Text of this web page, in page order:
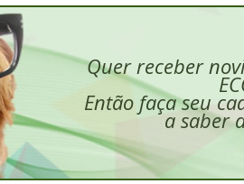
Quer receber
Então faça seu
a saber